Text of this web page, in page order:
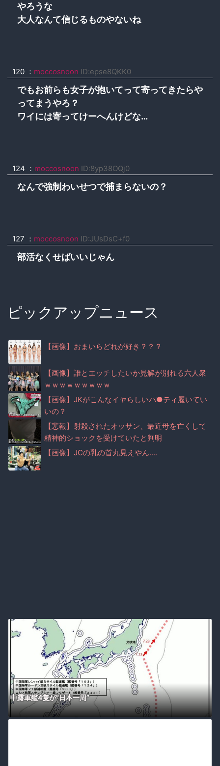
やろうな
大人なんて信じるものやないね
120 ： moccosnoon ID:epse8QKK0
でもお前らも女子が抱いてって寄ってきたらや
ってまうやろ？
ワイには寄ってけーへんけどな…
124 ： moccosnoon ID:8yp38OQj0
なんで強制わいせつで捕まらないの？
127 ： moccosnoon ID:JUsDsC+f0
部活なくせばいいじゃん
ピックアップニュース
【画像】おまいらどれが好き？？？
【画像】誰とエッチしたいか見解が別れる六人衆
ｗｗｗｗｗｗｗｗｗ
【画像】JKがこんなイヤらしいパ●ティ履いてい
いの？
【悲報】射殺されたオッサン、最近母を亡くして
精神的ショックを受けていたと判明
【画像】JCの乳の首丸見えやん....
中露軍艦4隻が“日本一周”